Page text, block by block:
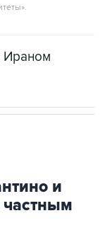
Ираном
и
частным